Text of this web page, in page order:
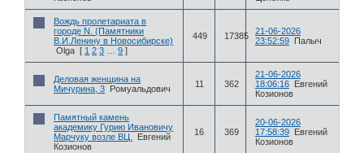
Вождь пролетариата в
городе N. (Памятники
В.И.Ленину в Новосибирске)
Olga [ 1 2 3 9 ]
449 17385
21-06-2026
23:52:59 Палыч
Деловая женщина на
Мичурина, 3 Ромуальдович 11 362
21-06-2026
18:06:16 Евгений
Козионов
Памятный камень
академику Гурию Ивановичу
Марчуку возле ВЦ.
Евгений
Козионов
16 369
20-06-2026
17:58:39 Евгений
Козионов